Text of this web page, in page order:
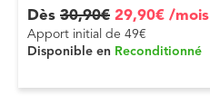
Dès 30,90€ 29,90€ /mois
Apport initial de 49€
Disponible en Reconditionné